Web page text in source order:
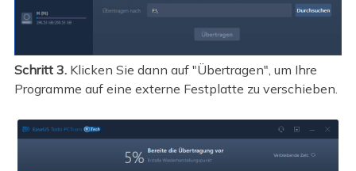
Schritt 3.Klicken Sie dann auf "Übertragen", um Ihre
Programme auf eine externe Festplatte zu verschieben.